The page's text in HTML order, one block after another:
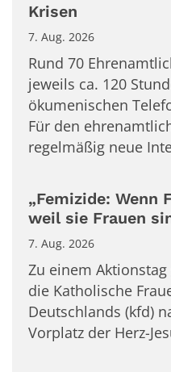
Krisen
7. Aug. 2026
Rund 70
jeweils ca. 120
ökumenischen
Für den
regelmäßig neue
„Femizide: Wenn
weil sie Frauen
7. Aug. 2026
Zu einem
die Katholische
Deutschlands (kfd)
Vorplatz der Herz-